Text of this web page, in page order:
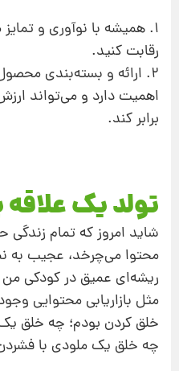
1. همیشه با نوآوری و
رقابت کنید.
2. ارائه و بسته‌بندی
اهمیت دارد و می‌تواند
برابر کند.
تولد یک علاقه
شاید امروز که تمام
محتوا می‌چرخد، عجیب به
ریشه‌ای عمیق در کودکی من
مثل بازاریابی محتوایی
خلق کردن بودم؛ چه خلق
چه خلق یک ملودی با